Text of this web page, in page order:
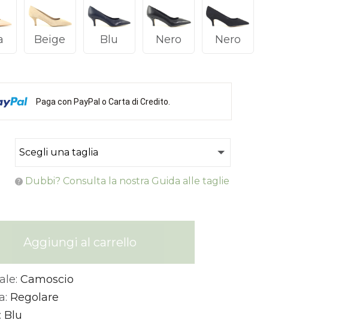
Beige Blu Nero Nero
Paga con PayPal o Carta di Credito.
Dubbi? Consulta la nostra Guida alle taglie
Aggiungi al carrello
Camoscio
Regolare
Blu